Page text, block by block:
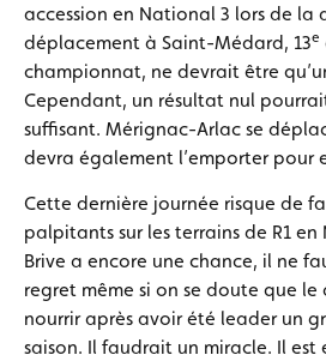
accession en National 3 lors de la
déplacement à Saint-Médard, 13e
championnat, ne devrait être
Cependant, un résultat nul
suffisant. Mérignac-Arlac se
devra également l’emporter pour
Cette dernière journée risque de
palpitants sur les terrains de R1
Brive a encore une chance, il ne
regret même si on se doute que
nourrir après avoir été leader un
saison. Il faudrait un miracle. Il est